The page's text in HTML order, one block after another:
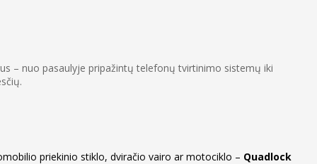
– nuo pasaulyje pripažintų telefonų tvirtinimo sistemų iki
priekinio stiklo, dviračio vairo ar motociklo – Quadlock